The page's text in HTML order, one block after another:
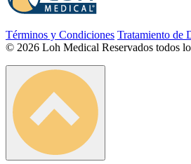
Términos y Condiciones Tratamiento de
© 2026 Loh Medical Reservados todos